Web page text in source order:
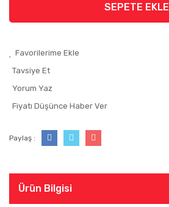
SEPETE EKLE
Tavsiye Et
Yorum Yaz
Fiyatı Düşünce Haber Ver
Paylaş :
Ürün Bilgisi